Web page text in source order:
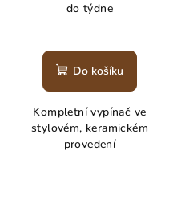
do týdne
Do košíku
Kompletní vypínač ve
stylovém, keramickém
provedení